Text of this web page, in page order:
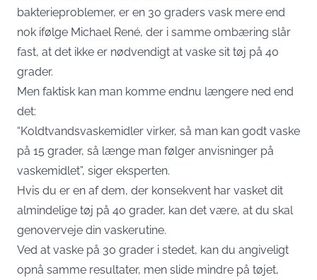
bakterieproblemer, er en 30 graders vask mere end
nok ifølge Michael René, der i samme ombæring slår
fast, at det ikke er nødvendigt at vaske sit tøj på 40
grader.
Men faktisk kan man komme endnu længere ned end
det:
“Koldtvandsvaskemidler virker, så man kan godt vaske
på 15 grader, så længe man følger anvisninger på
vaskemidlet”, siger eksperten.
Hvis du er en af dem, der konsekvent har vasket dit
almindelige tøj på 40 grader, kan det være, at du skal
genoverveje din vaskerutine.
Ved at vaske på 30 grader i stedet, kan du angiveligt
opnå samme resultater, men slide mindre på tøjet,